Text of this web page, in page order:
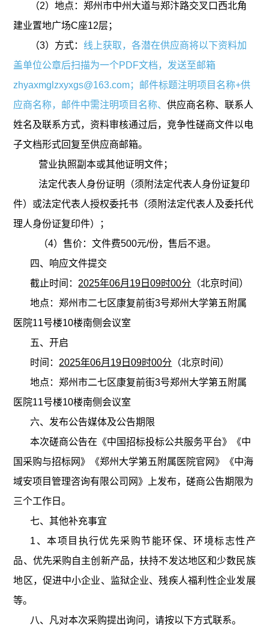
（2）地点：郑州市中州大道与郑汴路交叉口西北角
建业置地广场C座12层；
（3）方式： 线上获取，各潜在供应商将以下资料加
盖单位公章后扫描为一个PDF文档，发送至邮箱
zhyaxmglzxyxgs@163.com；邮件标题注明项目名称+供
应商名称， 邮件中需注明项目名称、供应商名称、联系人
姓名及联系方式，资料审核通过后，竞争性磋商文件以电
子文档形式回复至供应商邮箱。
营业执照副本或其他证明文件；
法定代表人身份证明（须附法定代表人身份证复印
件）或法定代表人授权委托书（须附法定代表人及委托代
理人身份证复印件）；
（4）售价：文件费500元/份，售后不退。
四、响应文件提交
截止时间： 2025年06月 19 日09时00分 （北京时间）
地点：郑州市二七区康复前街3号郑州大学第五附属
医院11号楼10楼南侧会议室
五、开启
时间： 2025年06月 19 日09时00分 （北京时间）
地点：郑州市二七区康复前街3号郑州大学第五附属
医院11号楼10楼南侧会议室
六、发布公告媒体及公告期限
本次磋商公告在《中国招标投标公共服务平台》《中
国采购与招标网》《郑州大学第五附属医院官网》《中海
域安项目管理咨询有限公司网》上发布，磋商公告期限为
三个工作日。
七、其他补充事宜
1、本项目执行优先采购节能环保、环境标志性产
品、优先采购自主创新产品，扶持不发达地区和少数民族
地区，促进中小企业、监狱企业、残疾人福利性企业发展
等。
八、凡对本次采购提出询问，请按以下方式联系。